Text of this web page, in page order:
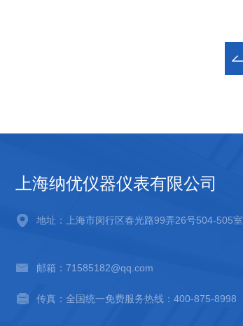
上海纳优仪器仪表有限公司
地址：上海市闵行区春光路99弄26号504-505室
邮箱：71585182@qq.com
传真：全国统一免费服务热线：400-875-8998